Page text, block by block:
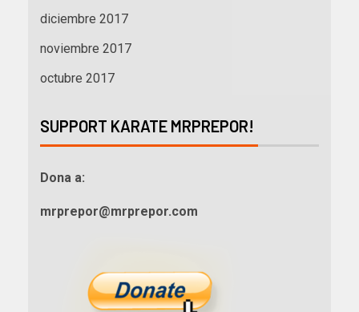
diciembre 2017
noviembre 2017
octubre 2017
SUPPORT KARATE MRPREPOR!
Dona a:
mrprepor@mrprepor.com